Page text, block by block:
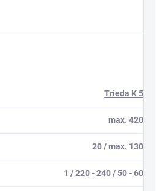
Trieda K 5
max. 420
20 / max. 130
1 / 220 - 240 / 50 - 60